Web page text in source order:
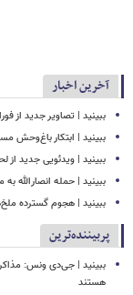
آخرین اخبار
ببینید | تصاویر جدید از
ببینید | ابتکار باغ‌وحش
ببینید | ویدئویی جدید از لحظه زلزله ۷.۱ ریشتری ژاپن
ببینید | حمله انصارالله به
ببینید | هجوم گسترده
پربیننده‌ترین
ببینید | جی‌دی ونس:
هستند